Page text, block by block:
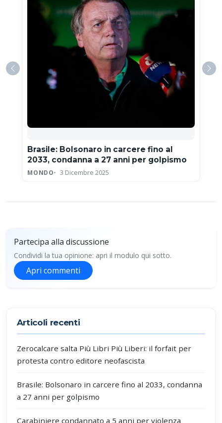
Brasile: Bolsonaro in carcere fino al
2033, condanna a 27 anni per golpismo
MONDO 3 Dicembre 2025
Partecipa alla discussione
Condividi la tua opinione: apri il modulo qui sotto.
Apri commenti
Articoli recenti
Zerocalcare salta Più Libri Più Liberi: il forfait per
protesta contro editore neofascista
Brasile: Bolsonaro in carcere fino al 2033, condanna
a 27 anni per golpismo
Carabiniere condannato a 5 anni per violenza